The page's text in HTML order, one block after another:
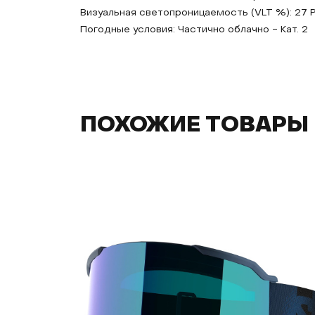
Визуальная светопроницаемость (VLT %): 27
Погодные условия: Частично облачно - Кат. 2
ПОХОЖИЕ ТОВАРЫ